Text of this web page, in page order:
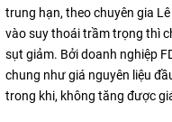
trung hạn, theo chuyên gia
vào suy thoái trầm trọng thì
sụt giảm. Bởi doanh nghiệp
chung như giá nguyên liệu
trong khi, không tăng được